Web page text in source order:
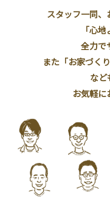
スタッフ一同
「心
全力で
また「お家づく
など
お気軽に